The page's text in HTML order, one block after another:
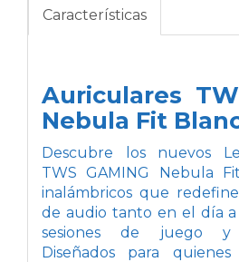
Características
Auriculares
Nebula Fit
Descubre los nuevos
TWS GAMING Nebula
inalámbricos que
de audio tanto en el día
sesiones de juego y
Diseñados para